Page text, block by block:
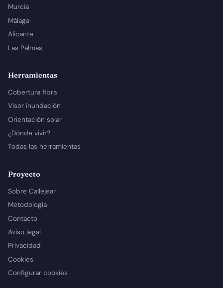
Murcia
Málaga
Alicante
Las Palmas
Herramientas
Cobertura fibra
Visor inundación
Orientación solar
¿Dónde vivir?
Todas las herramientas
Proyecto
Sobre Callejear
Metodología
Contacto
Aviso legal
Privacidad
Cookies
Configurar cookies